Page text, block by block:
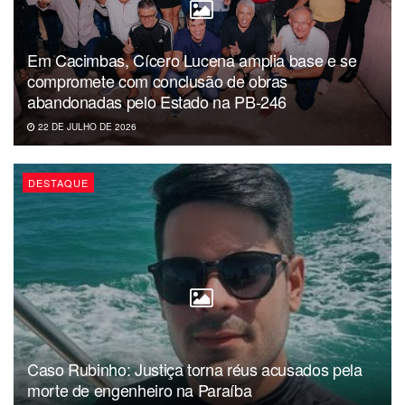
Em Cacimbas, Cícero Lucena amplia base e se
compromete com conclusão de obras
abandonadas pelo Estado na PB-246
22 DE JULHO DE 2026
DESTAQUE
Caso Rubinho: Justiça torna réus acusados pela
morte de engenheiro na Paraíba